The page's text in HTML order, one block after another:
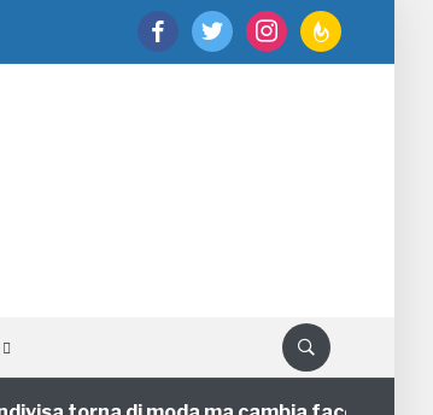
facebooktwitter instagramfeedburner